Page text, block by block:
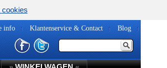
info Klantenservice & Contact Blog
cookies